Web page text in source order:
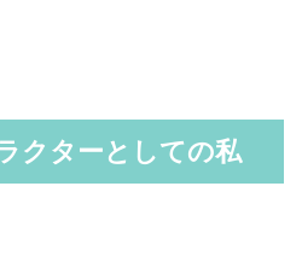
クターとしての私